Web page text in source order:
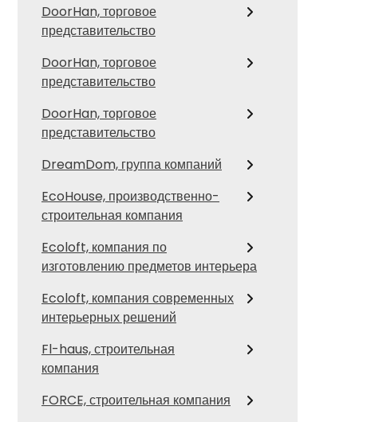
DoorHan, торговое
представительство
DoorHan, торговое
представительство
DoorHan, торговое
представительство
DreamDom, группа компаний
EcoHouse, производственно-
строительная компания
Ecoloft, компания по
изготовлению предметов интерьера
Ecoloft, компания современных
интерьерных решений
Fl-haus, строительная
компания
FORCE, строительная компания